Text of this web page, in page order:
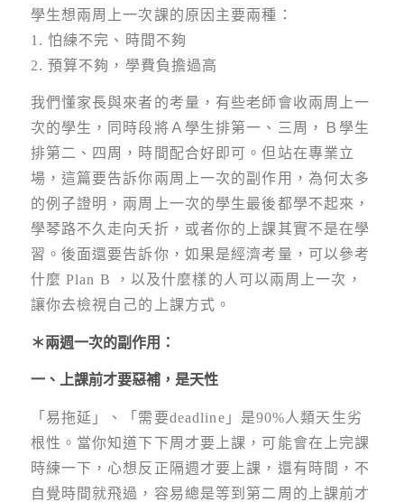
學生想兩周上一次課的原因主要兩種：
1. 怕練不完、時間不夠
2. 預算不夠，學費負擔過高
我們懂家長與來者的考量，有些老師會收兩周上一
次的學生，同時段將Ａ學生排第一、三周，Ｂ學生
排第二、四周，時間配合好即可。但站在專業立
場，這篇要告訴你兩周上一次的副作用，為何太多
的例子證明，兩周上一次的學生最後都學不起來，
學琴路不久走向夭折，或者你的上課其實不是在學
習。後面還要告訴你，如果是經濟考量，可以參考
什麼 Plan B ，以及什麼樣的人可以兩周上一次，
讓你去檢視自己的上課方式。
＊兩週一次的副作用：
一、上課前才要惡補，是天性
「易拖延」、「需要deadline」是90%人類天生劣
根性。當你知道下下周才要上課，可能會在上完課
時練一下，心想反正隔週才要上課，還有時間，不
自覺時間就飛過，容易總是等到第二周的上課前才